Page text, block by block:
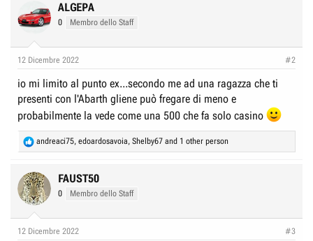
t
i
s
ALGEPA
0 Membro dello Staff
12 Dicembre 2022 #2
io mi limito al punto ex...secondo me ad una ragazza che ti
presenti con l'Abarth gliene può fregare di meno e
probabilmente la vede come una 500 che fa solo casino
R
e
c
t
i
s
andreaci75, edoardosavoia, Shelby67 and 1 other person
FAUST50
0 Membro dello Staff
12 Dicembre 2022 #3